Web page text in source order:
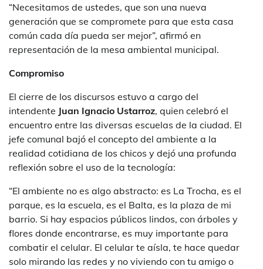
“Necesitamos de ustedes, que son una nueva
generación que se compromete para que esta casa
común cada día pueda ser mejor”, afirmó en
representación de la mesa ambiental municipal.
Compromiso
El cierre de los discursos estuvo a cargo del
intendente Juan Ignacio Ustarroz, quien celebró el
encuentro entre las diversas escuelas de la ciudad. El
jefe comunal bajó el concepto del ambiente a la
realidad cotidiana de los chicos y dejó una profunda
reflexión sobre el uso de la tecnología:
“El ambiente no es algo abstracto: es La Trocha, es el
parque, es la escuela, es el Balta, es la plaza de mi
barrio. Si hay espacios públicos lindos, con árboles y
flores donde encontrarse, es muy importante para
combatir el celular. El celular te aísla, te hace quedar
solo mirando las redes y no viviendo con tu amigo o